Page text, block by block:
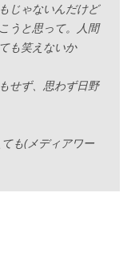
じゃないんだけど
うと思って。人間
も笑えないか
せず、思わず日野
も(メディアワー